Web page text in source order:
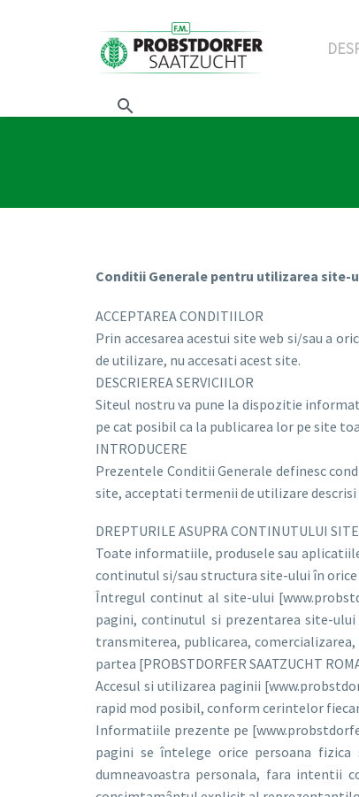
Conditii Generale pentru utilizarea
ACCEPTAREA CONDITIILOR
Prin accesarea acestui site web si/sau a
de utilizare, nu accesati acest site.
DESCRIEREA SERVICIILOR
Siteul nostru va pune la dispozitie
pe cat posibil ca la publicarea lor pe site
INTRODUCERE
Prezentele Conditii Generale definesc
site, acceptati termenii de utilizare
DREPTURILE ASUPRA CONTINUTULUI
Toate informatiile, produsele sau
continutul si/sau structura site-ului în
Întregul continut al site-ului
pagini, continutul si prezentarea site-ului
transmiterea, publicarea,
partea [PROBSTDORFER SAATZUCHT
Accesul si utilizarea paginii
rapid mod posibil, conform cerintelor
Informatiile prezente pe
pagini se întelege orice persoana
dumneavoastra personala, fara intentii